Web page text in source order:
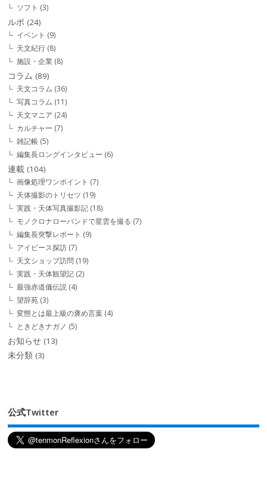
ソフト (3)
ルポ (24)
イベント (9)
天文紀行 (8)
施設・企業 (8)
コラム (89)
天文コラム (36)
写真コラム (11)
天文マニア (24)
カルチャー (7)
雑記帳 (5)
編集長ロングインタビュー (6)
連載 (104)
画像処理ワンポイント (7)
天体撮影のトリセツ (19)
実践・天体写真撮影記 (18)
モノクロナローバンドで星雲を撮る (7)
編集長突撃レポート (9)
アイピース探訪 (7)
天文ショップ訪問 (19)
実践・天体観望記 (2)
最強赤道儀伝説 (4)
望辞苑 (3)
変態とは最上級の褒め言葉 (4)
ときどきナガノ (5)
お知らせ (13)
未分類 (3)
公式Twitter